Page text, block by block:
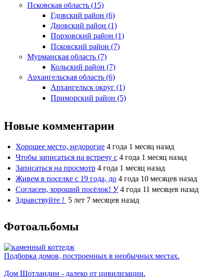
Псковская область (15)
Гдовский район (6)
Дновский район (1)
Порховский район (1)
Псковский район (7)
Мурманская область (7)
Кольский район (7)
Архангельская область (6)
Архангельск округ (1)
Приморский район (5)
Новые комментарии
Хорошее место, недорогие 4 года 1 месяц назад
Чтобы записаться на встречу с 4 года 1 месяц назад
Записаться на просмотр 4 года 1 месяц назад
Живем в поселке с 19 года, до 4 года 10 месяцев назад
Согласен, хороший посёлок! У 4 года 11 месяцев назад
Здравствуйте ! 5 лет 7 месяцев назад
Фотоальбомы
Подборка домов, построенных в необычных местах.
Дом Шотландии - далеко от цивилизации.